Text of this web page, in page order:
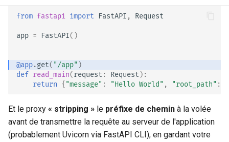
from fastapi import FastAPI , Request
app = FastAPI()
@app.get( "/app" )
def read_main(request : Request ):
return { "message" : "Hello World" , "root_path" :
Et le proxy « stripping » le préfixe de chemin à la volée
avant de transmettre la requête au serveur de l'application
(probablement Uvicorn via FastAPI CLI), en gardant votre